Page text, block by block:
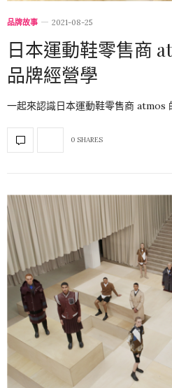
品牌故事 2021-08-25
日本運動鞋零售商
品牌經營學
一起來認識日本運動鞋零售商 atmos
0 SHARES